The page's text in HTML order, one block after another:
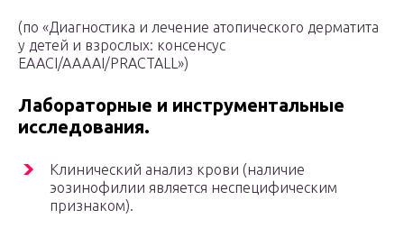
(по «Диагностика и лечение атопического дерматита
у детей и взрослых: консенсус
EAACI/AAAAI/PRACTALL»)
Лабораторные и инструментальные
исследования.
Клинический анализ крови (наличие
эозинофилии является неспецифическим
признаком).